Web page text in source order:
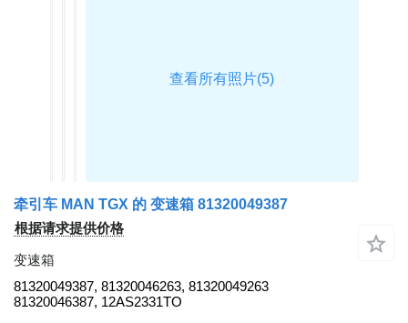
牵引车 MAN TGX 的 变速箱 81320049387
根据请求提供价格
变速箱
81320049387, 81320046263, 81320049263
81320046387, 12AS2331TO